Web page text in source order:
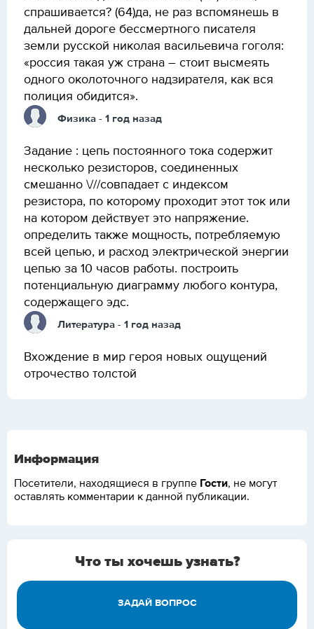
спрашивается? (64)да, не раз вспомянешь в
дальней дороге бессмертного писателя
земли русской николая васильевича гоголя:
«россия такая уж страна – стоит высмеять
одного околоточного надзирателя, как вся
полиция обидится».
Физика - 1 год назад
Задание : цепь постоянного тока содержит
несколько резисторов, соединенных
смешанно \///совпадает с индексом
резистора, по которому проходит этот ток или
на котором действует это напряжение.
определить также мощность, потребляемую
всей цепью, и расход электрической энергии
цепью за 10 часов работы. построить
потенциальную диаграмму любого контура,
содержащего эдс.
Литература - 1 год назад
Вхождение в мир героя новых ощущений
отрочество толстой
Информация
Посетители, находящиеся в группе Гости, не могут
оставлять комментарии к данной публикации.
Что ты хочешь узнать?
ЗАДАЙ ВОПРОС